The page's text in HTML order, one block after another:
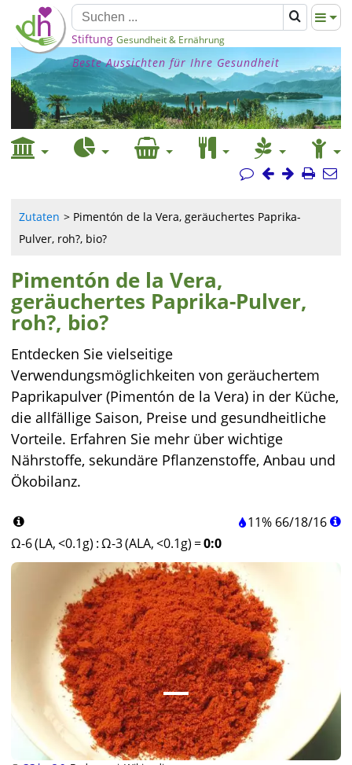
Stiftung Gesundheit & Ernährung
Beste Aussichten für Ihre Gesundheit
Zutaten
Pimentón de la Vera, geräuchertes Paprika-
Pulver, roh?, bio?
Pimentón de la Vera,
geräuchertes Paprika-Pulver,
roh?, bio?
Entdecken Sie vielseitige
Verwendungsmöglichkeiten von geräuchertem
Paprikapulver (Pimentón de la Vera) in der Küche,
die allfällige Saison, Preise und gesundheitliche
Vorteile. Erfahren Sie mehr über wichtige
Nährstoffe, sekundäre Pflanzenstoffe, Anbau und
Ökobilanz.
11% 66/18/16
Ω-6 (LA, <0.1g) :Ω-3 (ALA, <0.1g) =0:0